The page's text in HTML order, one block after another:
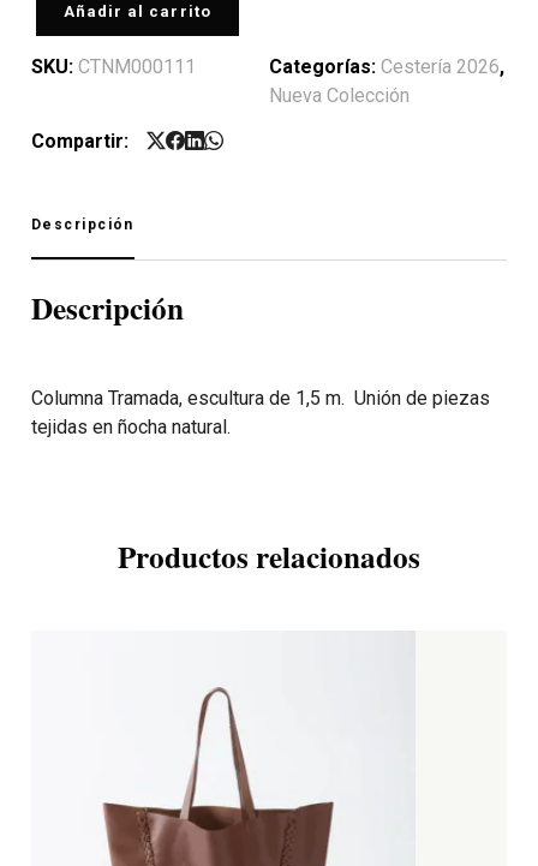
Añadir al carrito
SKU: CTNM000111 Categorías: Cestería 2026,
Nueva Colección
Compartir:
Descripción
Descripción
Columna Tramada, escultura de 1,5 m. Unión de piezas
tejidas en ñocha natural.
Productos relacionados